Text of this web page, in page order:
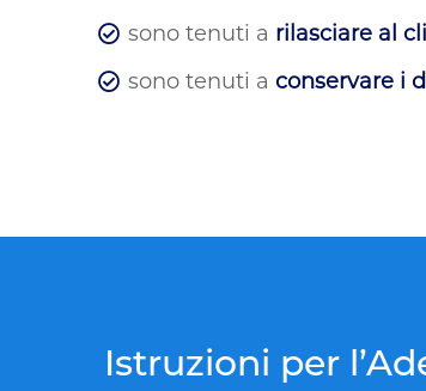
sono tenuti a rilasciare al
sono tenuti a conservare i
Istruzioni per